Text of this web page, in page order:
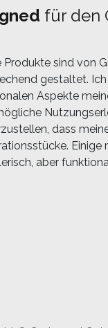
für den
Produkte sind von
gestaltet.
Aspekte
dass
Einige
aber